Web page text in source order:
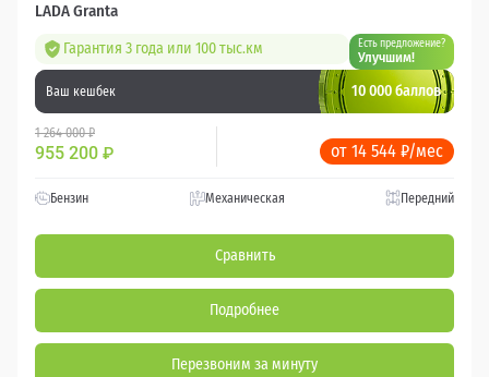
LADA Granta
Гарантия 3 года или 100 тыс.км Есть предложение?
Улучшим!
Ваш кешбек 10 000 баллов
1 264 000 ₽
955 200 ₽ от 14 544 ₽/мес
Бензин Механическая Передний
Сравнить
Подробнее
Перезвоним за минуту